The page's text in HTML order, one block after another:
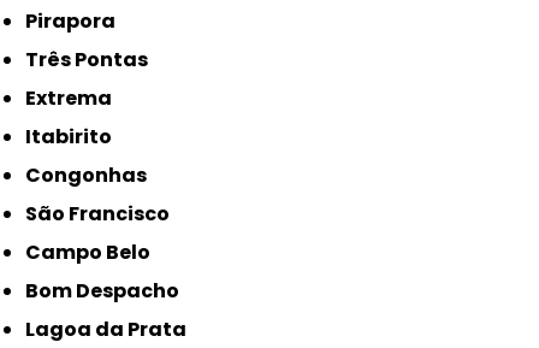
Pirapora
Três Pontas
Extrema
Itabirito
Congonhas
São Francisco
Campo Belo
Bom Despacho
Lagoa da Prata